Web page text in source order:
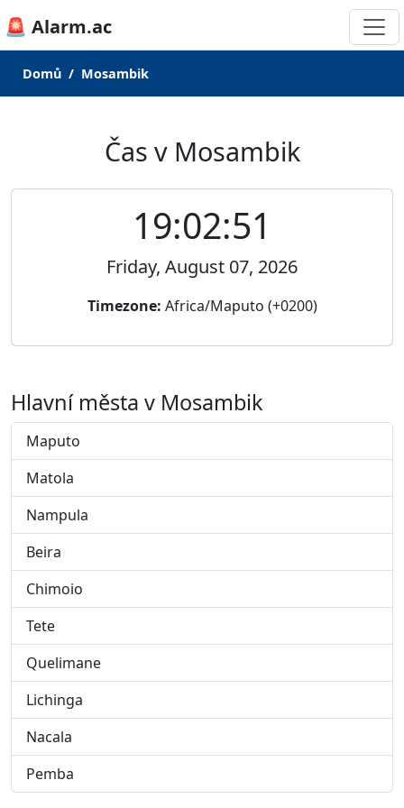
🚨 Alarm.ac
Domů Mosambik
Čas v Mosambik
19:02:51
Friday, August 07, 2026
Timezone: Africa/Maputo (+0200)
Hlavní města v Mosambik
Maputo
Matola
Nampula
Beira
Chimoio
Tete
Quelimane
Lichinga
Nacala
Pemba